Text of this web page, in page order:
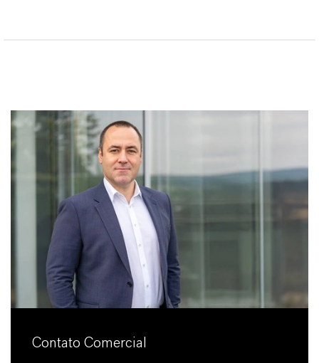
Contato Comercial